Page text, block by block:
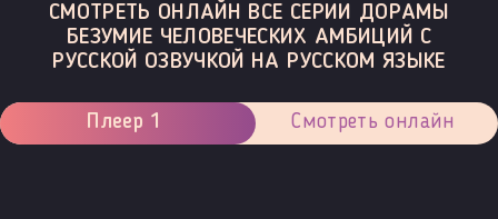
СМОТРЕТЬ ОНЛАЙН ВСЕ СЕРИИ ДОРАМЫ
БЕЗУМИЕ ЧЕЛОВЕЧЕСКИХ АМБИЦИЙ С
РУССКОЙ ОЗВУЧКОЙ НА РУССКОМ ЯЗЫКЕ
Плеер 1 Смотреть онлайн